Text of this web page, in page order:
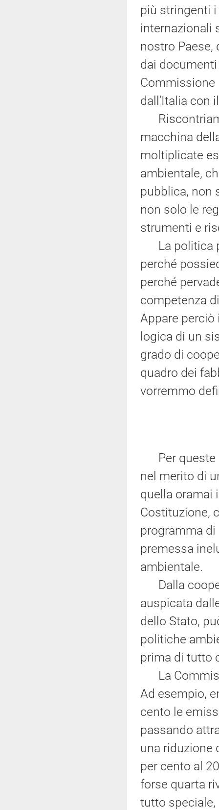
più stringenti
internazionali
nostro
dai
Commissione
dall'Italia con
macchina
moltiplicate
ambientale,
pubblica, non
non solo le
strumenti e
La politica
perché
perché
competenza
Appare perciò
logica di un
grado di
quadro dei
vorremmo
Per queste
nel merito di
quella oramai
Costituzione,
programma di
premessa
ambientale.
Dalla
auspicata
dello Stato,
politiche
prima di tutto
La
Ad esempio,
cento le
passando
una riduzione
per cento al
forse quarta
tutto speciale,